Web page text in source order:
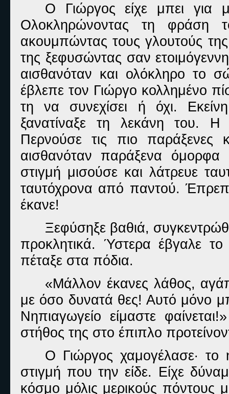
Ο Γιώργος είχε μπει για
Ολοκληρώνοντας τη φράση
ακουμπώντας τους γλουτούς
της ξεφυσώντας σαν
αισθανόταν και ολόκληρο το
έβλεπε τον Γιώργο κολλημένο
τη να συνεχίσει ή όχι.
ξανατίναξε τη λεκάνη του. Η
Περνούσε τις πιο παράξενες
αισθανόταν παράξενα όμορφα
στιγμή μισούσε και λάτρευε
ταυτόχρονα από παντού.
έκανε!
Ξεφύσηξε βαθιά,
προκλητικά. Ύστερα έβγαλε
πέταξε στα πόδια.
«Μάλλον έκανες λάθος,
με όσο δυνατά θες! Αυτό μόνο
Νηπιαγωγείο είμαστε
στήθος της στο έπιπλο
Ο Γιώργος χαμογέλασε· το
στιγμή που την είδε. Είχε
κόσμο μόλις μερικούς πόντους